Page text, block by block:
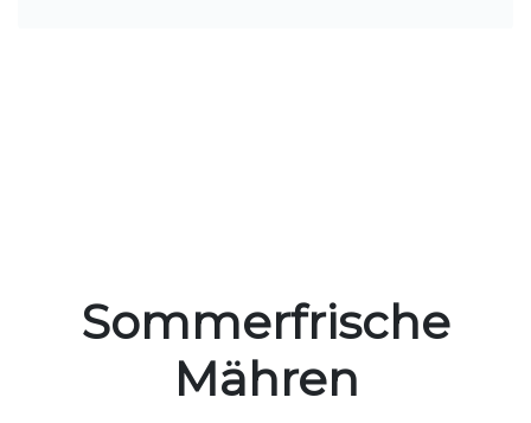
Sommerfrische
Mähren